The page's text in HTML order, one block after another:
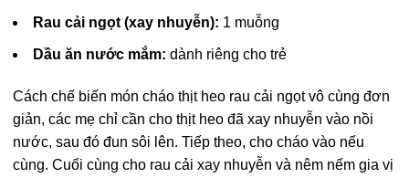
Rau cải ngọt (xay nhuyễn): 1 muỗng
Dầu ăn nước mắm: dành riêng cho trẻ
Cách chế biến món cháo thịt heo rau cải ngọt vô cùng đơn
giản, các mẹ chỉ cần cho thịt heo đã xay nhuyễn vào nồi
nước, sau đó đun sôi lên. Tiếp theo, cho cháo vào nếu
cùng. Cuối cùng cho rau cải xay nhuyễn và nêm nếm gia vị